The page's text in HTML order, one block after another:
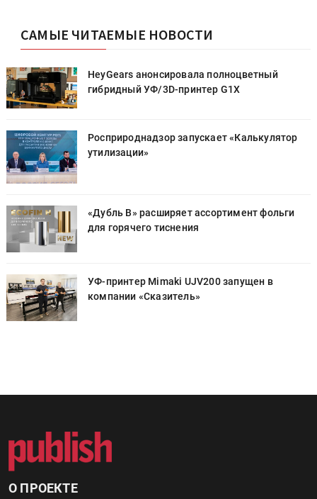
САМЫЕ ЧИТАЕМЫЕ НОВОСТИ
HeyGears анонсировала полноцветный
гибридный УФ/3D-принтер G1X
Росприроднадзор запускает «Калькулятор
утилизации»
«Дубль В» расширяет ассортимент фольги
для горячего тиснения
УФ-принтер Mimaki UJV200 запущен в
компании «Сказитель»
О ПРОЕКТЕ